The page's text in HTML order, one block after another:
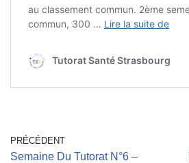
PRÉCÉDENT
Semaine Du Tutorat N°6 –